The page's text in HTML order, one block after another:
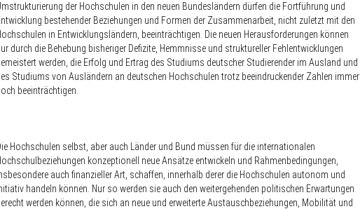
der Hochschulen in den neuen Bundesländern dürfen die Fortführung und
bestehender Beziehungen und Formen der Zusammenarbeit, nicht zuletzt mit den
in Entwicklungsländern, beeinträchtigen. Die neuen Herausforderungen können
durch die Behebung bisheriger Defizite, Hemmnisse und struktureller Fehlentwicklungen
werden, die Erfolg und Ertrag des Studiums deutscher Studierender im Ausland und
Studiums von Ausländern an deutschen Hochschulen trotz beeindruckender Zahlen immer
beeinträchtigen.
Hochschulen selbst, aber auch Länder und Bund müssen für die internationalen
konzeptionell neue Ansätze entwickeln und Rahmenbedingungen,
auch finanzieller Art, schaffen, innerhalb derer die Hochschulen autonom und
handeln können. Nur so werden sie auch den weitergehenden politischen Erwartungen
werden können, die sich an neue und erweiterte Austauschbeziehungen, Mobilität und